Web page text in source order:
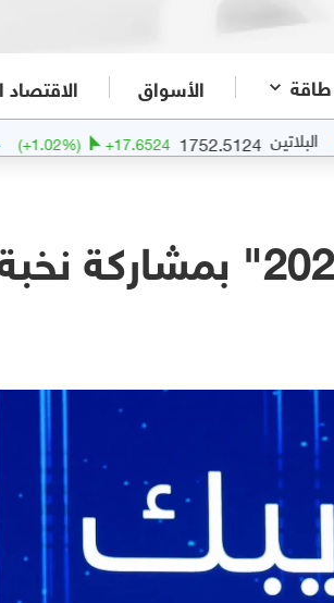
طاقة الأسواق الاقتصاد
1752.5124
+ 17.6524
( +1.02%)